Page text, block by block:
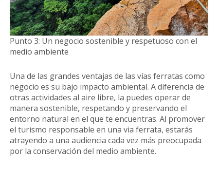
Punto 3: Un negocio sostenible y respetuoso con el
medio ambiente
Una de las grandes ventajas de las vías ferratas como
negocio es su bajo impacto ambiental. A diferencia de
otras actividades al aire libre, la puedes operar de
manera sostenible, respetando y preservando el
entorno natural en el que te encuentras. Al promover
el turismo responsable en una via ferrata, estarás
atrayendo a una audiencia cada vez más preocupada
por la conservación del medio ambiente.